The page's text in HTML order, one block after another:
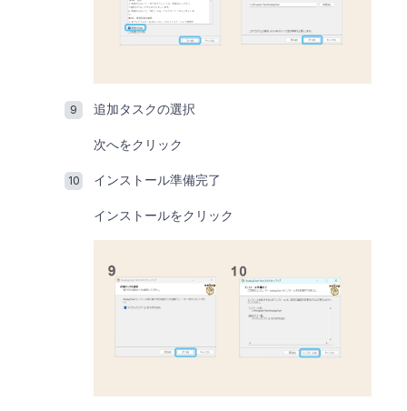
追加タスクの選択
次へをクリック
インストール準備完了
インストールをクリック